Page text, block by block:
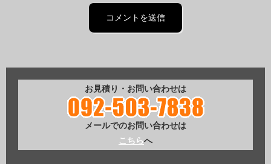
お見積り・お問い合わせは
メールでのお問い合わせは
こちらへ